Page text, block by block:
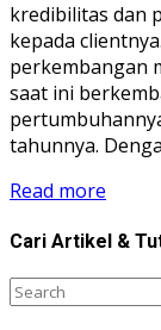
kredibilitas dan
kepada
perkembangan
saat ini
tahunnya.
Read more
Cari Artikel &